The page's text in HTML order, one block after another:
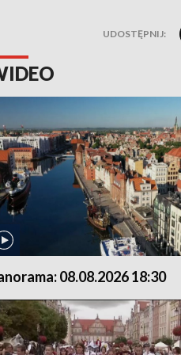
UDOSTĘPNIJ:
08.08.2026 18:30